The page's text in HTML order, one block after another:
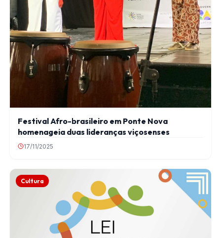
Festival Afro-brasileiro em Ponte Nova
homenageia duas lideranças viçosenses
17/11/2025
Cultura